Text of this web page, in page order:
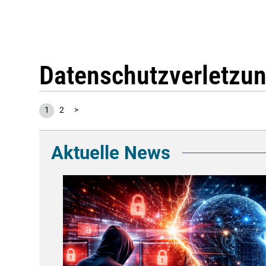
1 2 >
Aktuelle News